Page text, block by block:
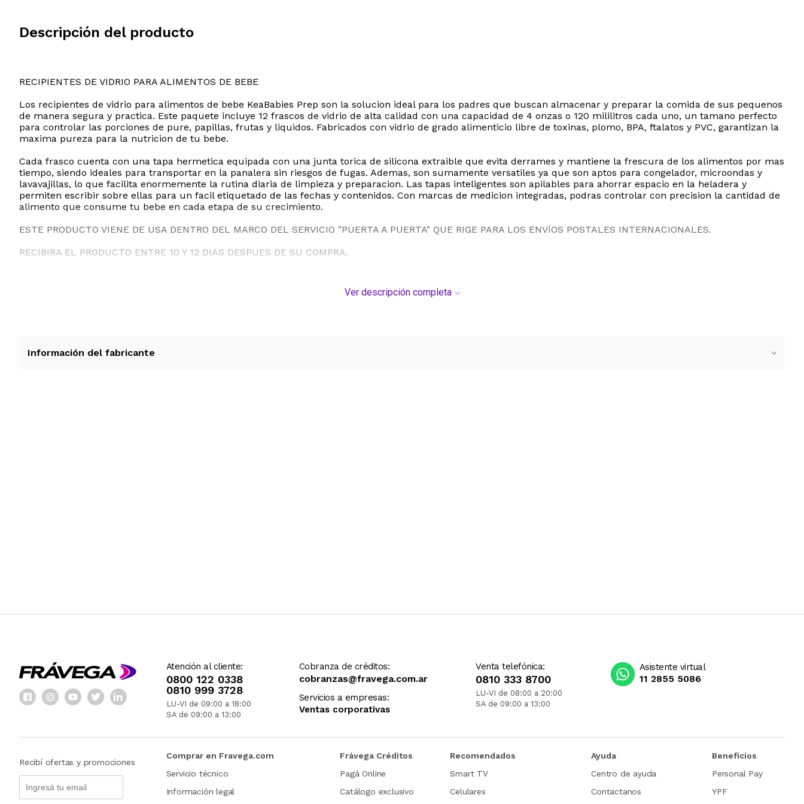
Descripción del producto
RECIPIENTES DE VIDRIO PARA ALIMENTOS DE BEBE
Los recipientes de vidrio para alimentos de bebe KeaBabies Prep son la solucion ideal para los padres que buscan almacenar y preparar la comida de sus pequenos
de manera segura y practica. Este paquete incluye 12 frascos de vidrio de alta calidad con una capacidad de 4 onzas o 120 mililitros cada uno, un tamano perfecto
para controlar las porciones de pure, papillas, frutas y liquidos. Fabricados con vidrio de grado alimenticio libre de toxinas, plomo, BPA, ftalatos y PVC, garantizan la
maxima pureza para la nutricion de tu bebe.
Cada frasco cuenta con una tapa hermetica equipada con una junta torica de silicona extraible que evita derrames y mantiene la frescura de los alimentos por mas
tiempo, siendo ideales para transportar en la panalera sin riesgos de fugas. Ademas, son sumamente versatiles ya que son aptos para congelador, microondas y
lavavajillas, lo que facilita enormemente la rutina diaria de limpieza y preparacion. Las tapas inteligentes son apilables para ahorrar espacio en la heladera y
permiten escribir sobre ellas para un facil etiquetado de las fechas y contenidos. Con marcas de medicion integradas, podras controlar con precision la cantidad de
alimento que consume tu bebe en cada etapa de su crecimiento.
ESTE PRODUCTO VIENE DE USA DENTRO DEL MARCO DEL SERVICIO "PUERTA A PUERTA" QUE RIGE PARA LOS ENVíOS POSTALES INTERNACIONALES.
RECIBIRA EL PRODUCTO ENTRE 10 Y 12 DIAS DESPUES DE SU COMPRA.
Ver descripción completa
Información del fabricante
Atención al cliente:
0800 122 0338
0810 999 3728
LU-VI de 09:00 a 18:00
SA de 09:00 a 13:00
Cobranza de créditos:
cobranzas@fravega.com.ar
Servicios a empresas:
Ventas corporativas
Venta telefónica:
0810 333 8700
LU-VI de 08:00 a 20:00
SA de 09:00 a 13:00
Asistente virtual
11 2855 5086
Recibí ofertas y promociones
Comprar en Fravega.com
Servicio técnico
Información legal
Frávega Créditos
Pagá Online
Catálogo exclusivo
Recomendados
Smart TV
Celulares
Ayuda
Centro de ayuda
Contactanos
Beneficios
Personal Pay
YPF